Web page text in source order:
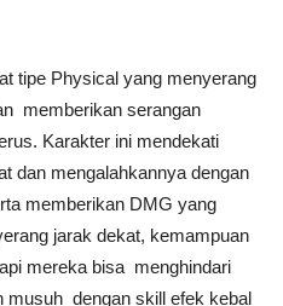
tipe Physical yang menyerang
memberikan serangan
Karakter ini mendekati
dan mengalahkannya dengan
memberikan DMG yang
jarak dekat, kemampuan
mereka bisa menghindari
musuh dengan skill efek kebal